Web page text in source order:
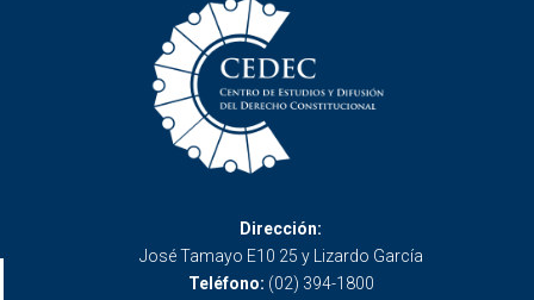
Dirección:
José Tamayo E10 25 y Lizardo García
Teléfono: (02) 394-1800